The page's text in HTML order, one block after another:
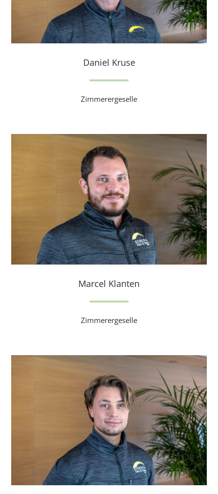
Daniel Kruse
Zimmerergeselle
Marcel Klanten
Zimmerergeselle